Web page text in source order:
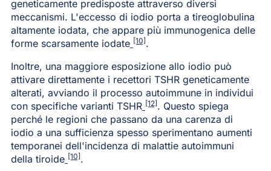
geneticamente predisposte attraverso diversi
meccanismi. L'eccesso di iodio porta a tireoglobulina
altamente iodata, che appare più immunogenica delle
forme scarsamente iodate [10] .
Inoltre, una maggiore esposizione allo iodio può
attivare direttamente i recettori TSHR geneticamente
alterati, avviando il processo autoimmune in individui
con specifiche varianti TSHR [12] . Questo spiega
perché le regioni che passano da una carenza di
iodio a una sufficienza spesso sperimentano aumenti
temporanei dell'incidenza di malattie autoimmuni
della tiroide [10] .